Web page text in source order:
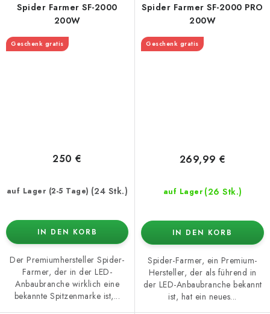
Spider Farmer SF-2000
200W
Geschenk gratis
auf Lager (2-5 Tage) (24 Stk.)
250 €
IN DEN KORB
Der Premiumhersteller Spider-
Farmer, der in der LED-
Anbaubranche wirklich eine
bekannte Spitzenmarke ist,...
Spider Farmer SF-2000 PRO
200W
Geschenk gratis
auf Lager (26 Stk.)
269,99 €
IN DEN KORB
Spider-Farmer, ein Premium-
Hersteller, der als führend in
der LED-Anbaubranche bekannt
ist, hat ein neues...